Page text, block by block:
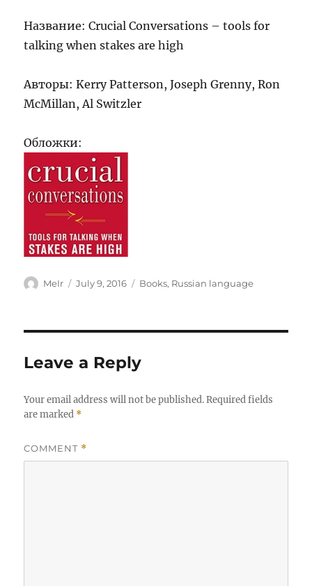
Название: Crucial Conversations – tools for
talking when stakes are high
Авторы: Kerry Patterson, Joseph Grenny, Ron
McMillan, Al Switzler
Обложки:
Author
MeIr
Posted
July 9, 2016 Categories
Books, Russian language
Leave a Reply
Your email address will not be published. Required fields
are marked *
COMMENT *